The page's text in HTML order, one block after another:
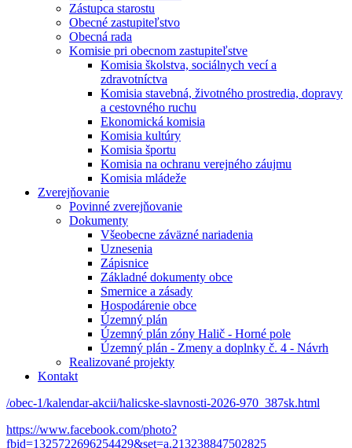
Zástupca starostu
Obecné zastupiteľstvo
Obecná rada
Komisie pri obecnom zastupiteľstve
Komisia školstva, sociálnych vecí a
zdravotníctva
Komisia stavebná, životného prostredia, dopravy
a cestovného ruchu
Ekonomická komisia
Komisia kultúry
Komisia športu
Komisia na ochranu verejného záujmu
Komisia mládeže
Zverejňovanie
Povinné zverejňovanie
Dokumenty
Všeobecne záväzné nariadenia
Uznesenia
Zápisnice
Základné dokumenty obce
Smernice a zásady
Hospodárenie obce
Územný plán
Územný plán zóny Halič - Horné pole
Územný plán - Zmeny a doplnky č. 4 - Návrh
Realizované projekty
Kontakt
/obec-1/kalendar-akcii/halicske-slavnosti-2026-970_387sk.html
https://www.facebook.com/photo?
fbid=1325722696254429&set=a.213238847502825